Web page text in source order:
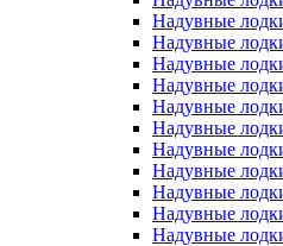
Надувные
Надувные
Надувные
Надувные
Надувные
Надувные
Надувные
Надувные
Надувные
Надувные
Надувные